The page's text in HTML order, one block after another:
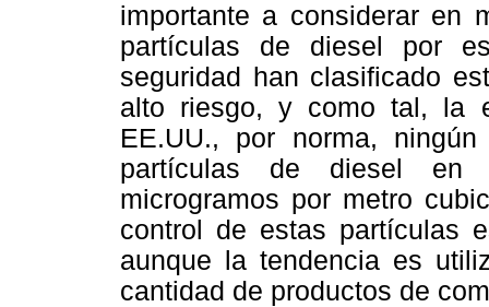
importante a considerar en
partículas de diesel por
seguridad han clasificado
alto riesgo, y como tal, la
EE.UU., por norma,
partículas de diesel en
microgramos por metro
control de estas partículas
aunque la tendencia es
cantidad de productos de